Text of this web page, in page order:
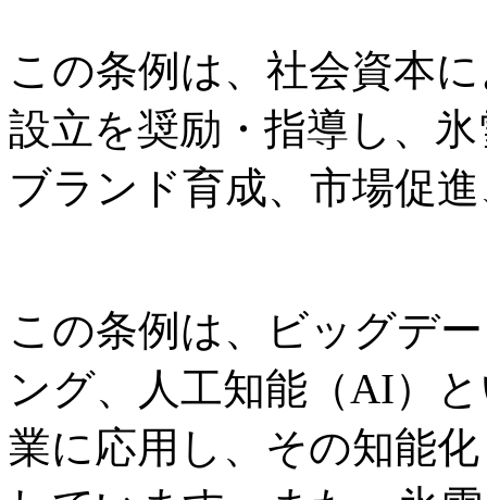
この条例は、社会資本
設立を奨励・指導し、
ブランド育成、市場促
この条例は、ビッグデ
ング、人工知能（AI）
業に応用し、その知能